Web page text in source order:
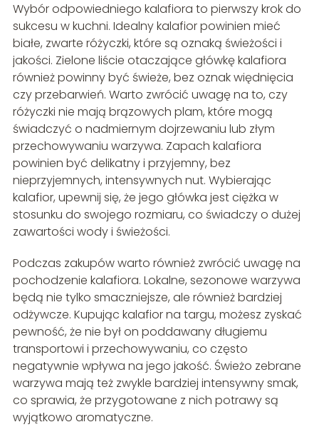
Wybór odpowiedniego kalafiora to pierwszy krok do
sukcesu w kuchni. Idealny kalafior powinien mieć
białe, zwarte różyczki, które są oznaką świeżości i
jakości. Zielone liście otaczające główkę kalafiora
również powinny być świeże, bez oznak więdnięcia
czy przebarwień. Warto zwrócić uwagę na to, czy
różyczki nie mają brązowych plam, które mogą
świadczyć o nadmiernym dojrzewaniu lub złym
przechowywaniu warzywa. Zapach kalafiora
powinien być delikatny i przyjemny, bez
nieprzyjemnych, intensywnych nut. Wybierając
kalafior, upewnij się, że jego główka jest ciężka w
stosunku do swojego rozmiaru, co świadczy o dużej
zawartości wody i świeżości.
Podczas zakupów warto również zwrócić uwagę na
pochodzenie kalafiora. Lokalne, sezonowe warzywa
będą nie tylko smaczniejsze, ale również bardziej
odżywcze. Kupując kalafior na targu, możesz zyskać
pewność, że nie był on poddawany długiemu
transportowi i przechowywaniu, co często
negatywnie wpływa na jego jakość. Świeżo zebrane
warzywa mają też zwykle bardziej intensywny smak,
co sprawia, że przygotowane z nich potrawy są
wyjątkowo aromatyczne.